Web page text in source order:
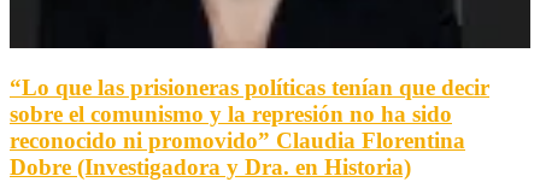
“Lo que las prisioneras políticas tenían que decir
sobre el comunismo y la represión no ha sido
reconocido ni promovido” Claudia Florentina
Dobre (Investigadora y Dra. en Historia)